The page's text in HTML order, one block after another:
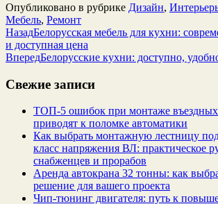
Опубликовано в рубрике Дизайн,
Мебель, Ремонт
НазадБелорусская мебель для кухни:
и доступная цена
ВпередБелорусские кухни: доступно,
Свежие записи
ТОП-5 ошибок при монтаже въездных
приводят к поломке автоматики
Как выбрать монтажную лестницу
класс напряжения ВЛ: практическое
снабженцев и прорабов
Аренда автокрана 32 тонны: как
решение для вашего проекта
Чип‑тюнинг двигателя: путь к